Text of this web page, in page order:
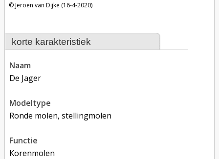
korte karakteristiek
naam
De Jager
modeltype
Ronde molen, stellingmolen
functie
korenmolen
Jeroen van Dijke (16-4-2020)